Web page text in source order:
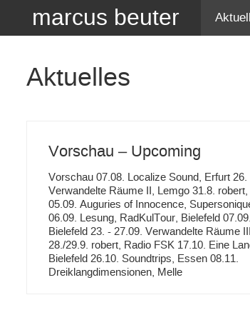
marcus beuter
Aktuelles
Vorschau – Upcoming
Vorschau 07.08. Localize Sound, Erfurt 26.
Verwandelte Räume II, Lemgo 31.8.
05.09. Auguries of Innocence,
06.09. Lesung, RadKulTour, Bielefeld
Bielefeld 23. - 27.09. Verwandelte Räume
28./29.9. robert, Radio FSK 17.10. Eine
Bielefeld 26.10. Soundtrips, Essen 08.11.
Dreiklangdimensionen, Melle